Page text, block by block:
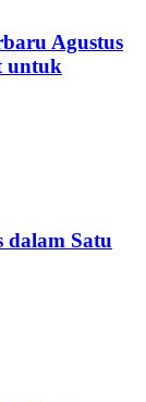
Agustus
untuk
dalam Satu